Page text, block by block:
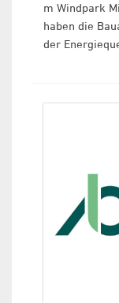
m Windpark
haben die
der